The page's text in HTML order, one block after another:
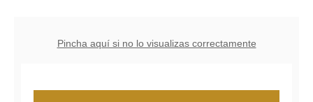
Pincha aquí si no lo visualizas correctamente